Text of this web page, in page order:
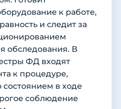
к работе,
и следит за
обследования. В
ФД входят
к процедуре,
в ходе
соблюдение